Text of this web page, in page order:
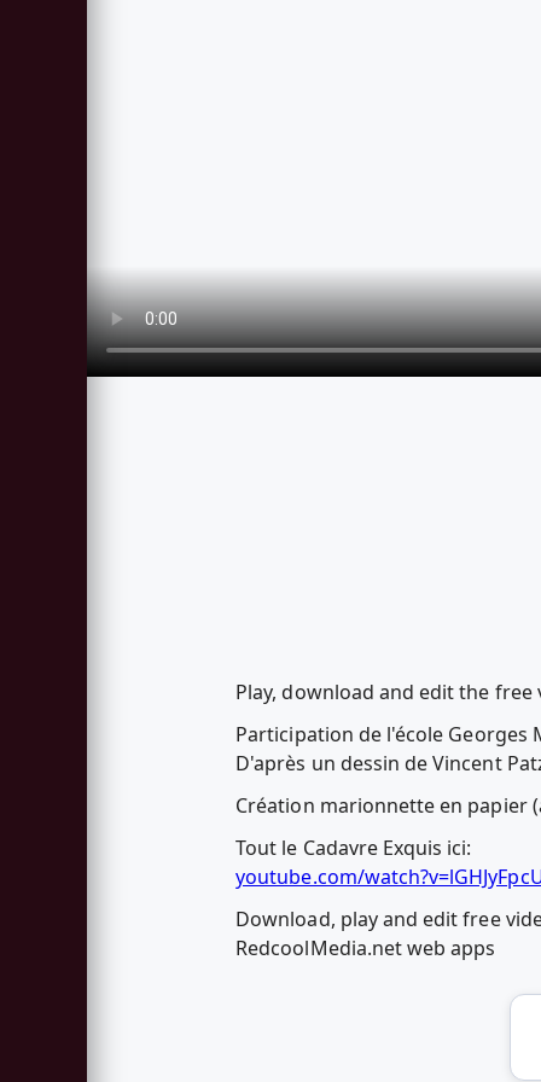
Play, download and edit the
Participation de l'école Georges
D'après un dessin de Vincent
Création marionnette en papier
Tout le Cadavre Exquis ici:
youtube.com/
Download, play and edit free
RedcoolMedia.net web apps